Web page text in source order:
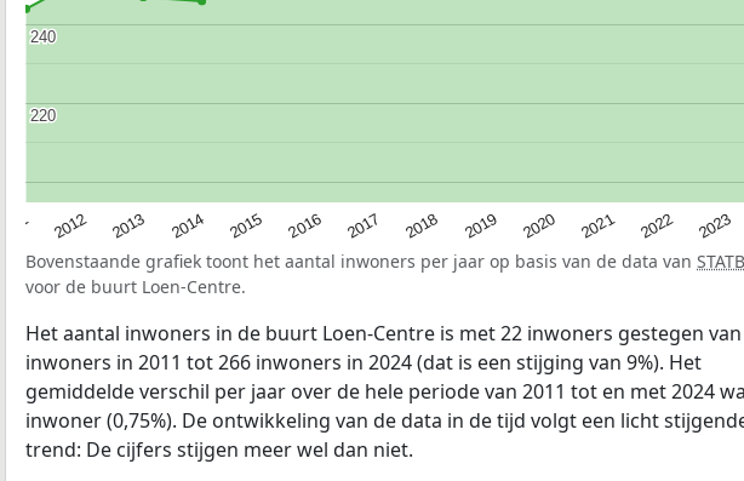
2012 2013 2014 2015 2016 2017 2018 2019 2020 2021 2022 2023
220
220
240
240
Bovenstaande grafiek toont het aantal inwoners per jaar op basis van de data van
voor de buurt Loen-Centre.
Het aantal inwoners in de buurt Loen-Centre is met 22 inwoners gestegen
inwoners in 2011 tot 266 inwoners in 2024 (dat is een stijging van 9%). Het
gemiddelde verschil per jaar over de hele periode van 2011 tot en met 2024
inwoner (0,75%). De ontwikkeling van de data in de tijd volgt een licht
trend: De cijfers stijgen meer wel dan niet.